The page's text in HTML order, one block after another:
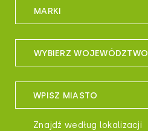
MARKI
m_bike
maxxis
sportful
controltech
WYBIERZ WOJEWÓDZTWO
woj. dolnośląskie
woj. kujawsko-pomorskie
WPISZ MIASTO
Znajdź według lokalizacji